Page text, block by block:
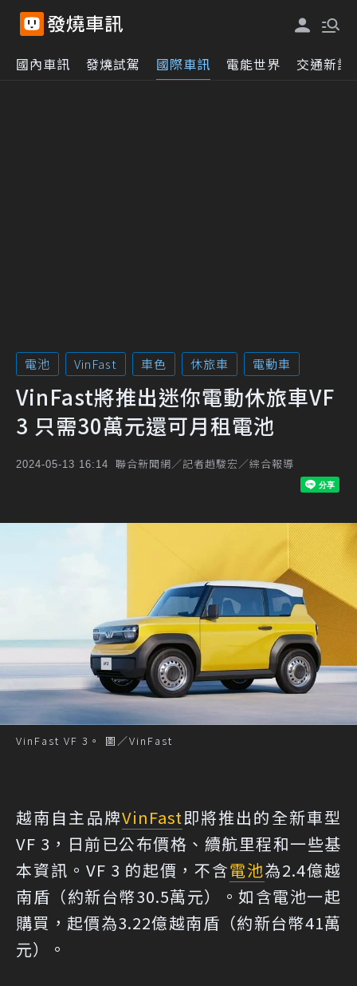
國內車訊 發燒試駕 國際車訊 電能世界 交通新訊
電池 VinFast 車色 休旅車 電動車
VinFast將推出迷你電動休旅車VF
3 只需30萬元還可月租電池
2024-05-13 16:14 聯合新聞網／記者趙駿宏／綜合報導
VinFast VF 3。 圖／VinFast
越南自主品牌VinFast即將推出的全新車型
VF 3，日前已公布價格、續航里程和一些基
本資訊。VF 3 的起價，不含電池為2.4億越
南盾（約新台幣30.5萬元）。如含電池一起
購買，起價為3.22億越南盾（約新台幣41萬
元）。